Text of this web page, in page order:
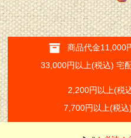
商品代金11,000
33,000円以上(税込) 宅
2,200円以上(税
7,700円以上(税